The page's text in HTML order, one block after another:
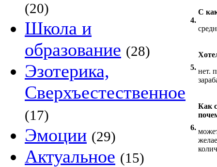
(20)
Школа и
образование (28)
Эзотерика,
Сверхъестественное
(17)
Эмоции (29)
Актуальное (15)
4.
С
5. нет.
6.
Как